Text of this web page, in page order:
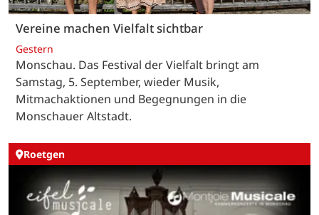
Vereine machen Vielfalt sichtbar
Gestern
Monschau. Das Festival der Vielfalt bringt am
Samstag, 5. September, wieder Musik,
Mitmachaktionen und Begegnungen in die
Monschauer Altstadt.
Roetgen